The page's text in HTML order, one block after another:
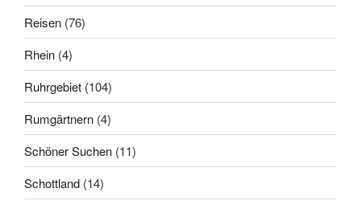
Reisen (76)
Rhein (4)
Ruhrgebiet (104)
Rumgärtnern (4)
Schöner Suchen (11)
Schottland (14)